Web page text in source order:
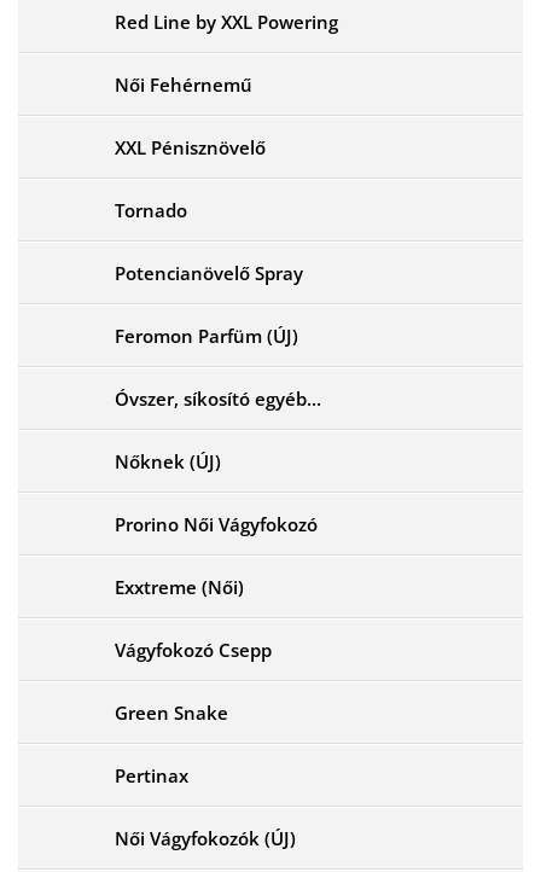
Red Line by XXL Powering
Női Fehérnemű
XXL Pénisznövelő
Tornado
Potencianövelő Spray
Feromon Parfüm (ÚJ)
Óvszer, síkosító egyéb...
Nőknek (ÚJ)
Prorino Női Vágyfokozó
Exxtreme (Női)
Vágyfokozó Csepp
Green Snake
Pertinax
Női Vágyfokozók (ÚJ)